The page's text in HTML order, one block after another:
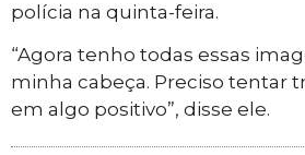
polícia na quinta-feira.
“Agora tenho todas essas
minha cabeça. Preciso tentar
em algo positivo”, disse ele.